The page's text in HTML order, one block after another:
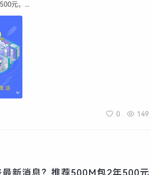
元。...
0 149
新消息？推荐500M包2年500元